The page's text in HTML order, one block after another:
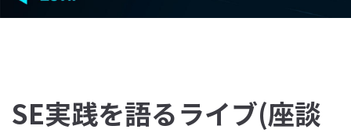
SE実践を語るライブ(座談